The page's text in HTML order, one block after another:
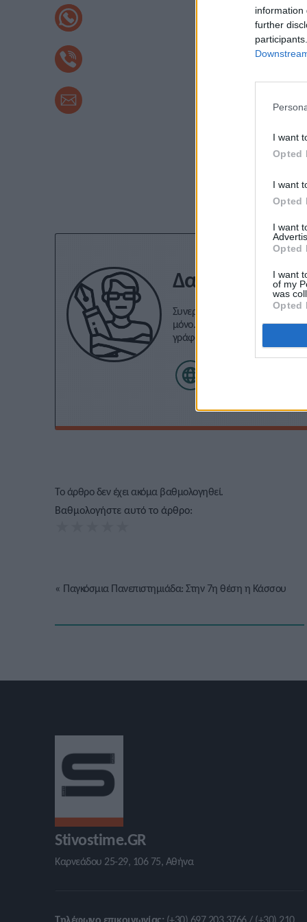
information
further
I want
Opted
I want
Opted
I want
Opted
I want
of my
was
Opted
Δανάη
Συνεργάζομαι με το
μόνο. Δεν έχω καλή σχέση με
γράφω τα άρθρα μου σφαιρικά
αρέσουν τα reality games κι ο
Το άρθρο δεν έχει ακόμα βαθμολογηθεί.
Βαθμολογήστε αυτό το άρθρο:
« Παγκόσμια Πανεπιστημιάδα: Στην 7η θέση η Κάσσου
Stivostime.GR
Καρνεάδου 25-29, 106 75, Αθήνα